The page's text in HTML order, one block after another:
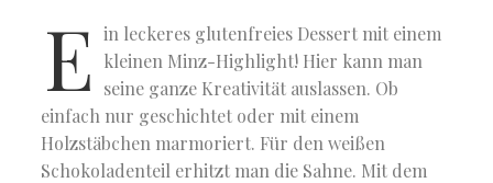
E in leckeres glutenfreies Dessert mit einem
kleinen Minz-Highlight! Hier kann man
seine ganze Kreativität auslassen. Ob
einfach nur geschichtet oder mit einem
Holzstäbchen marmoriert. Für den weißen
Schokoladenteil erhitzt man die Sahne. Mit dem